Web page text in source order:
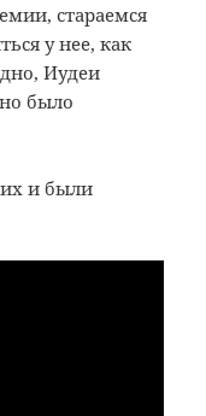
стараемся
у нее, как
Иудеи
было
и были